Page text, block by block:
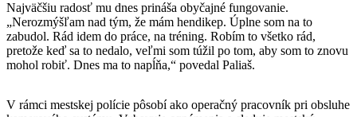
Najväčšiu radosť mu dnes prináša obyčajné fungovanie.
„Nerozmýšľam nad tým, že mám hendikep. Úplne som na to
zabudol. Rád idem do práce, na tréning. Robím to všetko rád,
pretože keď sa to nedalo, veľmi som túžil po tom, aby som to znovu
mohol robiť. Dnes ma to napĺňa,“ povedal Paliaš.
V rámci mestskej polície pôsobí ako operačný pracovník pri obsluhe